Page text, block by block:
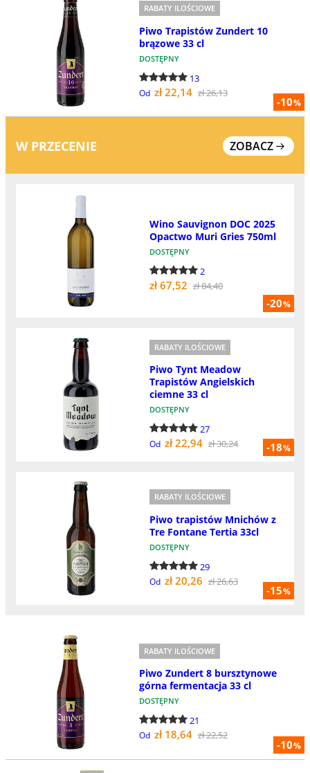
-10%
RABATY ILOŚCIOWE
Piwo Trapistów Zundert 10
brązowe 33 cl
DOSTĘPNY
13
Od zł 22,14 zł 26,13
W PRZECENIE ZOBACZ
-20%
Wino Sauvignon DOC 2025
Opactwo Muri Gries 750ml
DOSTĘPNY
2
zł 67,52 zł 84,40
-18%
RABATY ILOŚCIOWE
Piwo Tynt Meadow
Trapistów Angielskich
ciemne 33 cl
DOSTĘPNY
27
Od zł 22,94 zł 30,24
-15%
RABATY ILOŚCIOWE
Piwo trapistów Mnichów z
Tre Fontane Tertia 33cl
DOSTĘPNY
29
Od zł 20,26 zł 26,63
-10%
RABATY ILOŚCIOWE
Piwo Zundert 8 bursztynowe
górna fermentacja 33 cl
DOSTĘPNY
21
Od zł 18,64 zł 22,52